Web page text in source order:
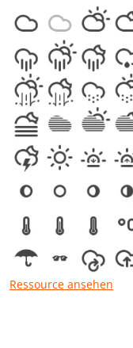
Ressource ansehen